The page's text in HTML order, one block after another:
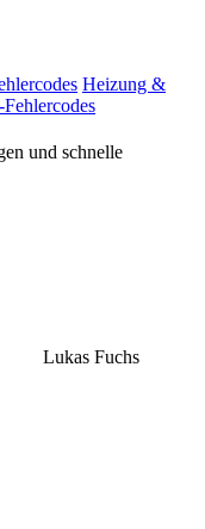
Heizung &
und schnelle
Lukas Fuchs